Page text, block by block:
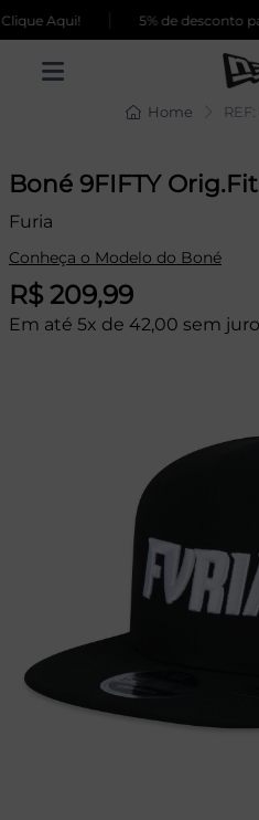
Aqui! 5% de desconto
Home
Boné 9FIFTY
Furia
Conheça o Modelo do Boné
R$ 209,99
Em até 5x de 42,00 sem